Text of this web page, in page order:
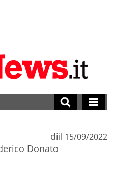
di
Donato
il 15/09/2022